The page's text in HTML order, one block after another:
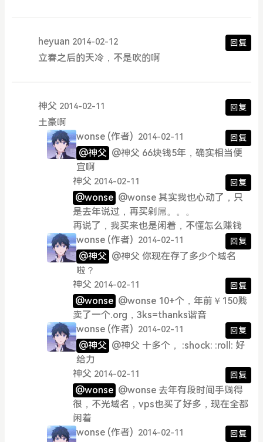
heyuan 2014-02-12 回复
立春之后的天冷，不是吹的啊
神父 2014-02-11 回复
土豪啊
wonse (作者) 2014-02-11 回复
@神父 @神父 66块钱5年，确实相当便
宜啊
神父 2014-02-11 回复
@wonse @wonse 其实我也心动了，只
是去年说过，再买剁屌。。。
再说了，我买来也是闲着，不懂怎么赚钱
wonse (作者) 2014-02-11 回复
@神父 @神父 你现在存了多少个域名
啦？
神父 2014-02-11 回复
@wonse @wonse 10+个，年前￥150贱
卖了一个.org，3ks=thanks谐音
wonse (作者) 2014-02-11 回复
@神父 @神父 十多个， :shock: :roll: 好
给力
神父 2014-02-11 回复
@wonse @wonse 去年有段时间手贱得
很，不光域名，vps也买了好多，现在全都
闲着
wonse (作者) 2014-02-11 回复